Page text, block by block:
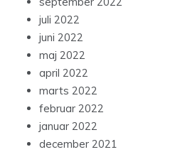
juli 2022
juni 2022
maj 2022
april 2022
marts 2022
februar 2022
januar 2022
december 2021